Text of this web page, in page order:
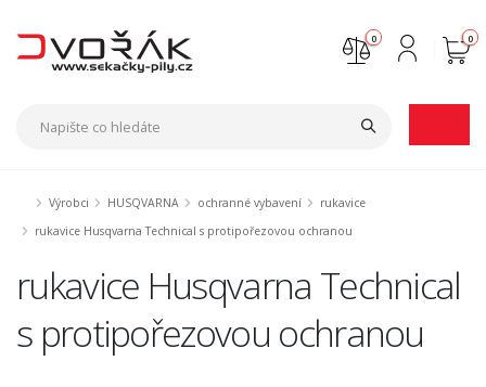
0
0
Výrobci HUSQVARNA ochranné vybavení
rukavice
rukavice Husqvarna Technical s protipořezovou ochranou
rukavice Husqvarna Technical
s protipořezovou ochranou